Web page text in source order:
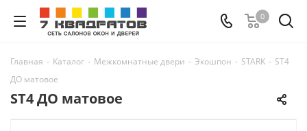
0
Главная - Каталог - Межкомнатные двери - Экошпон - STARK - ST4
ДО матовое
ST4 ДО матовое